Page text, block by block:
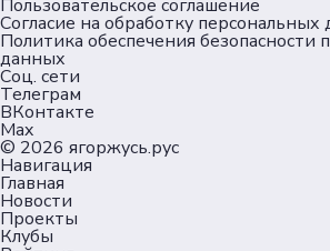
Пользовательское соглашение
Согласие на обработку персональных
Политика обеспечения безопасности
данных
Соц. сети
Телеграм
ВКонтакте
Max
© 2026 ягоржусь.рус
Навигация
Главная
Новости
Проекты
Клубы